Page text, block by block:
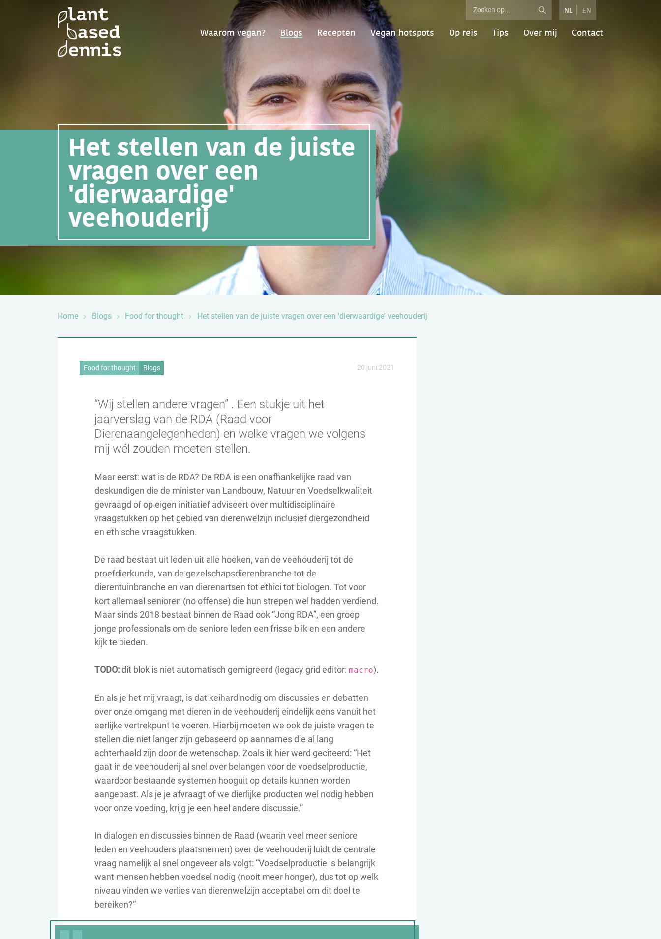
Waarom vegan? Blogs Recepten Vegan hotspots Op reis Tips Over mij Contact
NL EN
Het stellen van de juiste
vragen over een
'dierwaardige'
veehouderij
Home Blogs Food for thought Het stellen van de juiste vragen over een 'dierwaardige' veehouderij
Food for thought Blogs 20 juni 2021
“Wij stellen andere vragen” . Een stukje uit het
jaarverslag van de RDA (Raad voor
Dierenaangelegenheden) en welke vragen we volgens
mij wél zouden moeten stellen.
Maar eerst: wat is de RDA? De RDA is een onafhankelijke raad van
deskundigen die de minister van Landbouw, Natuur en Voedselkwaliteit
gevraagd of op eigen initiatief adviseert over multidisciplinaire
vraagstukken op het gebied van dierenwelzijn inclusief diergezondheid
en ethische vraagstukken.
De raad bestaat uit leden uit alle hoeken, van de veehouderij tot de
proefdierkunde, van de gezelschapsdierenbranche tot de
dierentuinbranche en van dierenartsen tot ethici tot biologen. Tot voor
kort allemaal senioren (no offense) die hun strepen wel hadden verdiend.
Maar sinds 2018 bestaat binnen de Raad ook “Jong RDA”, een groep
jonge professionals om de seniore leden een frisse blik en een andere
kijk te bieden.
TODO: dit blok is niet automatisch gemigreerd (legacy grid editor: macro).
En als je het mij vraagt, is dat keihard nodig om discussies en debatten
over onze omgang met dieren in de veehouderij eindelijk eens vanuit het
eerlijke vertrekpunt te voeren. Hierbij moeten we ook de juiste vragen te
stellen die niet langer zijn gebaseerd op aannames die al lang
achterhaald zijn door de wetenschap. Zoals ik hier werd geciteerd: “Het
gaat in de veehouderij al snel over belangen voor de voedselproductie,
waardoor bestaande systemen hooguit op details kunnen worden
aangepast. Als je je afvraagt of we dierlijke producten wel nodig hebben
voor onze voeding, krijg je een heel andere discussie.”
In dialogen en discussies binnen de Raad (waarin veel meer seniore
leden en veehouders plaatsnemen) over de veehouderij luidt de centrale
vraag namelijk al snel ongeveer als volgt: “Voedselproductie is belangrijk
want mensen hebben voedsel nodig (nooit meer honger), dus tot op welk
niveau vinden we verlies van dierenwelzijn acceptabel om dit doel te
bereiken?”